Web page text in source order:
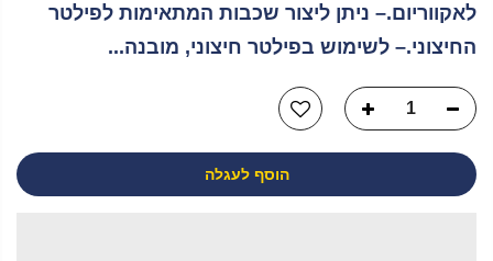
לאקווריום.– ניתן ליצור שכבות המתאימות לפילטר
החיצוני.– לשימוש בפילטר חיצוני, מובנה...
הוסף לעגלה